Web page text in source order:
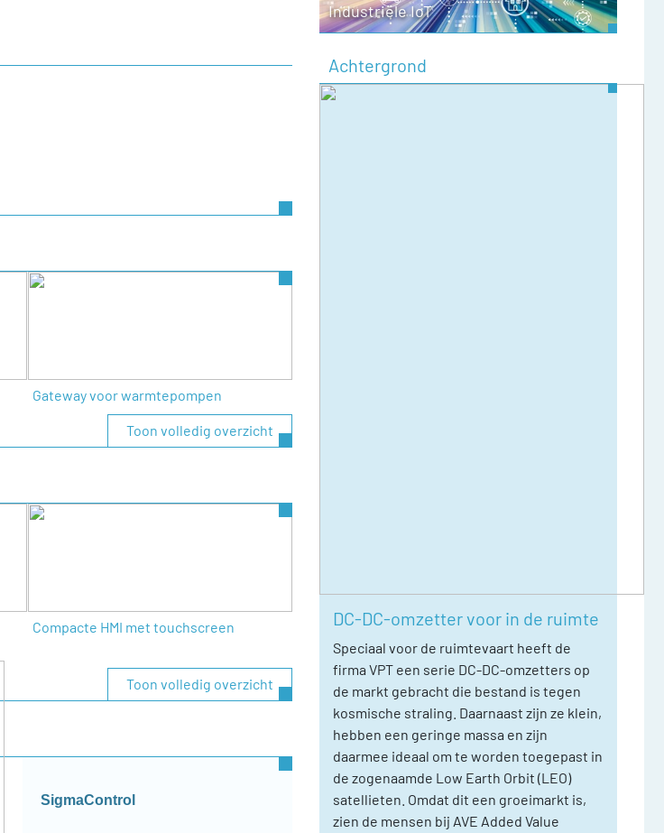
Gateway voor warmtepompen
Toon volledig overzicht
Compacte HMI met touchscreen
Toon volledig overzicht
SigmaControl
Industriële IoT
Achtergrond
DC-DC-omzetter voor in de ruimte
Speciaal voor de ruimtevaart heeft de
firma VPT een serie DC-DC-omzetters op
de markt gebracht die bestand is tegen
kosmische straling. Daarnaast zijn ze klein,
hebben een geringe massa en zijn
daarmee ideaal om te worden toegepast in
de zogenaamde Low Earth Orbit (LEO)
satellieten. Omdat dit een groeimarkt is,
zien de mensen bij AVE Added Value